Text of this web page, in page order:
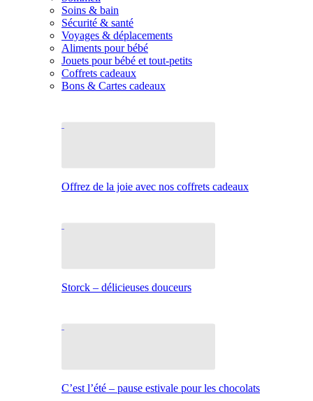
Soins & bain
Sécurité & santé
Voyages & déplacements
Aliments pour bébé
Jouets pour bébé et tout-petits
Coffrets cadeaux
Bons & Cartes cadeaux
Offrez de la joie avec nos coffrets cadeaux
Storck – délicieuses douceurs
C’est l’été – pause estivale pour les chocolats